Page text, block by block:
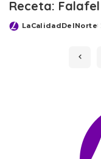
Receta:
Posted
LaCalidadDelNorte